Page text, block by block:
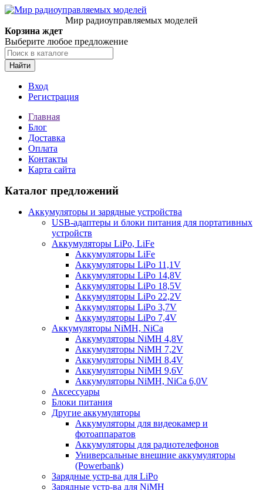
Мир радиоуправляемых моделей
Корзина ждет
Выберите любое предложение
Найти
Вход
Регистрация
Главная
Блог
Доставка
Оплата
Контакты
Карта сайта
Каталог предложений
Аккумуляторы и зарядные устройства
USB-адаптеры и блоки питания для портативных
устройств
Аккумуляторы LiPo, LiFe
Аккумуляторы LiFe
Аккумуляторы LiPo 11,1V
Аккумуляторы LiPo 14,8V
Аккумуляторы LiPo 18,5V
Аккумуляторы LiPo 22,2V
Аккумуляторы LiPo 3,7V
Аккумуляторы LiPo 7,4V
Аккумуляторы NiMH, NiCa
Аккумуляторы NiMH 4,8V
Аккумуляторы NiMH 7,2V
Аккумуляторы NiMH 8,4V
Аккумуляторы NiMH 9,6V
Аккумуляторы NiMH, NiCa 6,0V
Аксессуары
Блоки питания
Другие аккумуляторы
Аккумуляторы для видеокамер и
фотоаппаратов
Аккумуляторы для радиотелефонов
Универсальные внешние аккумуляторы
(Powerbank)
Зарядные устр-ва для LiPo
Зарядные устр-ва для NiMH